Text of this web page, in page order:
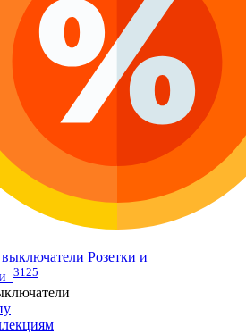
Розетки и
3125